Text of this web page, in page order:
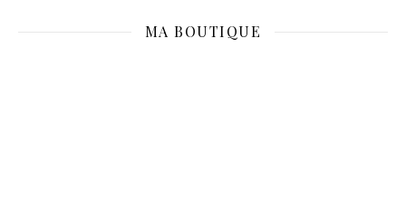
MA BOUTIQUE